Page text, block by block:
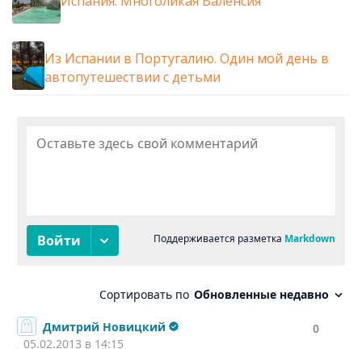
Из Испании в Португалию. Один мой день в
автопутешествии с детьми